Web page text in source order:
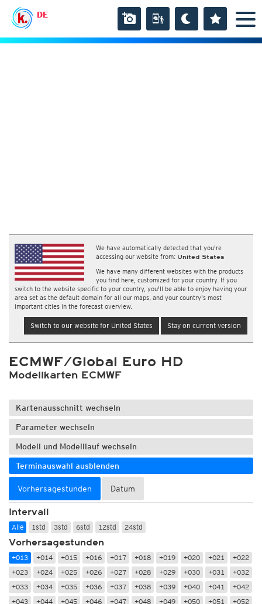
DE
We have automatically detected that you're
accessing our website from: United States
We have many different websites with the products
you find here, customized for your country. If you
switch to the website specific to your country, you'll be able to enjoy having your
area set as the default domain for all our maps, and your country's most
important cities in the forecast overview.
Switch to our website for United States Stay on current version
ECMWF/Global Euro HD
Modellkarten ECMWF
Kartenausschnitt wechseln
Parameter wechseln
Modell und Modelllauf wechseln
Terminauswahl ausblenden
Vorhersagestunden Datum
Intervall
Alle 1std 3std 6std 12std 24std
Vorhersagestunden
+013 +014 +015 +016 +017 +018 +019 +020 +021
+022
+023
+024 +025 +026 +027 +028 +029 +030 +031
+032
+033
+034 +035 +036 +037 +038 +039 +040 +041
+042
+043
+044 +045 +046 +047 +048 +049 +050 +051
+052